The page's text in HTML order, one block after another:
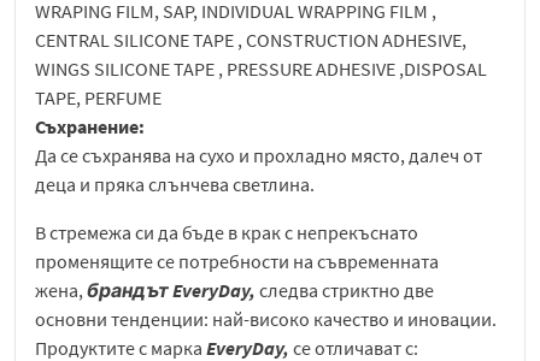
WRAPING FILM, SAP, INDIVIDUAL WRAPPING FILM ,
CENTRAL SILICONE TAPE , CONSTRUCTION ADHESIVE,
WINGS SILICONE TAPE , PRESSURE ADHESIVE ,DISPOSAL
TAPE, PERFUME
Съхранение:
Да се съхранява на сухо и прохладно място, далеч от
деца и пряка слънчева светлина.
В стремежа си да бъде в крак с непрекъснато
променящите се потребности на съвременната
жена,брандът EveryDay, следва стриктно две
основни тенденции: най-високо качество и иновации.
Продуктите с марка EveryDay, се отличават с: